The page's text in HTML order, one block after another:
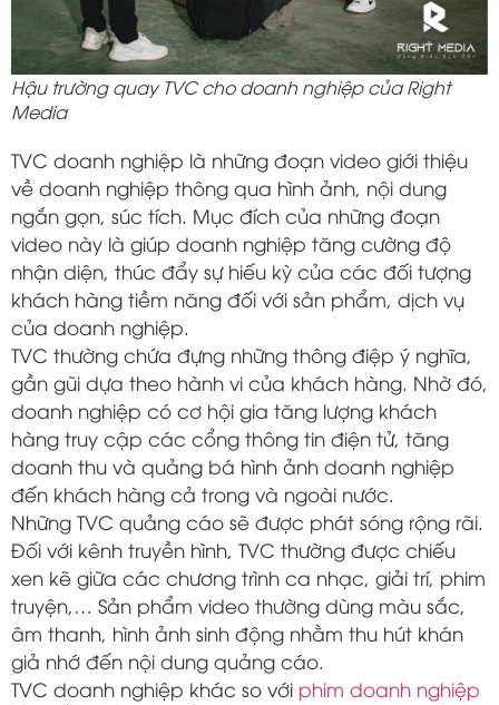
Hậu trường quay TVC cho doanh nghiệp của Right
Media
TVC doanh nghiệp là những đoạn video giới thiệu
về doanh nghiệp thông qua hình ảnh, nội dung
ngắn gọn, súc tích. Mục đích của những đoạn
video này là giúp doanh nghiệp tăng cường độ
nhận diện, thúc đẩy sự hiếu kỳ của các đối tượng
khách hàng tiềm năng đối với sản phẩm, dịch vụ
của doanh nghiệp.
TVC thường chứa đựng những thông điệp ý nghĩa,
gần gũi dựa theo hành vi của khách hàng. Nhờ đó,
doanh nghiệp có cơ hội gia tăng lượng khách
hàng truy cập các cổng thông tin điện tử, tăng
doanh thu và quảng bá hình ảnh doanh nghiệp
đến khách hàng cả trong và ngoài nước.
Những TVC quảng cáo sẽ được phát sóng rộng rãi.
Đối với kênh truyền hình, TVC thường được chiếu
xen kẽ giữa các chương trình ca nhạc, giải trí, phim
truyện,… Sản phẩm video thường dùng màu sắc,
âm thanh, hình ảnh sinh động nhằm thu hút khán
giả nhớ đến nội dung quảng cáo.
TVC doanh nghiệp khác so với phim doanh nghiệp